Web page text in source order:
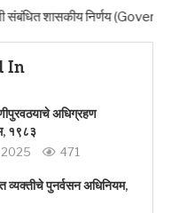
निर्णय (Government
In
अधिग्रहण
१९८३
2025 471
व्यक्तीचे पुनर्वसन अधिनियम,